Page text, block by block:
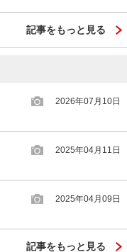
記事をもっと見る
2026年07月10日
2025年04月11日
2025年04月09日
記事をもっと見る